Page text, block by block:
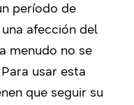
período de
afección del
menudo no se
Para usar esta
que seguir su